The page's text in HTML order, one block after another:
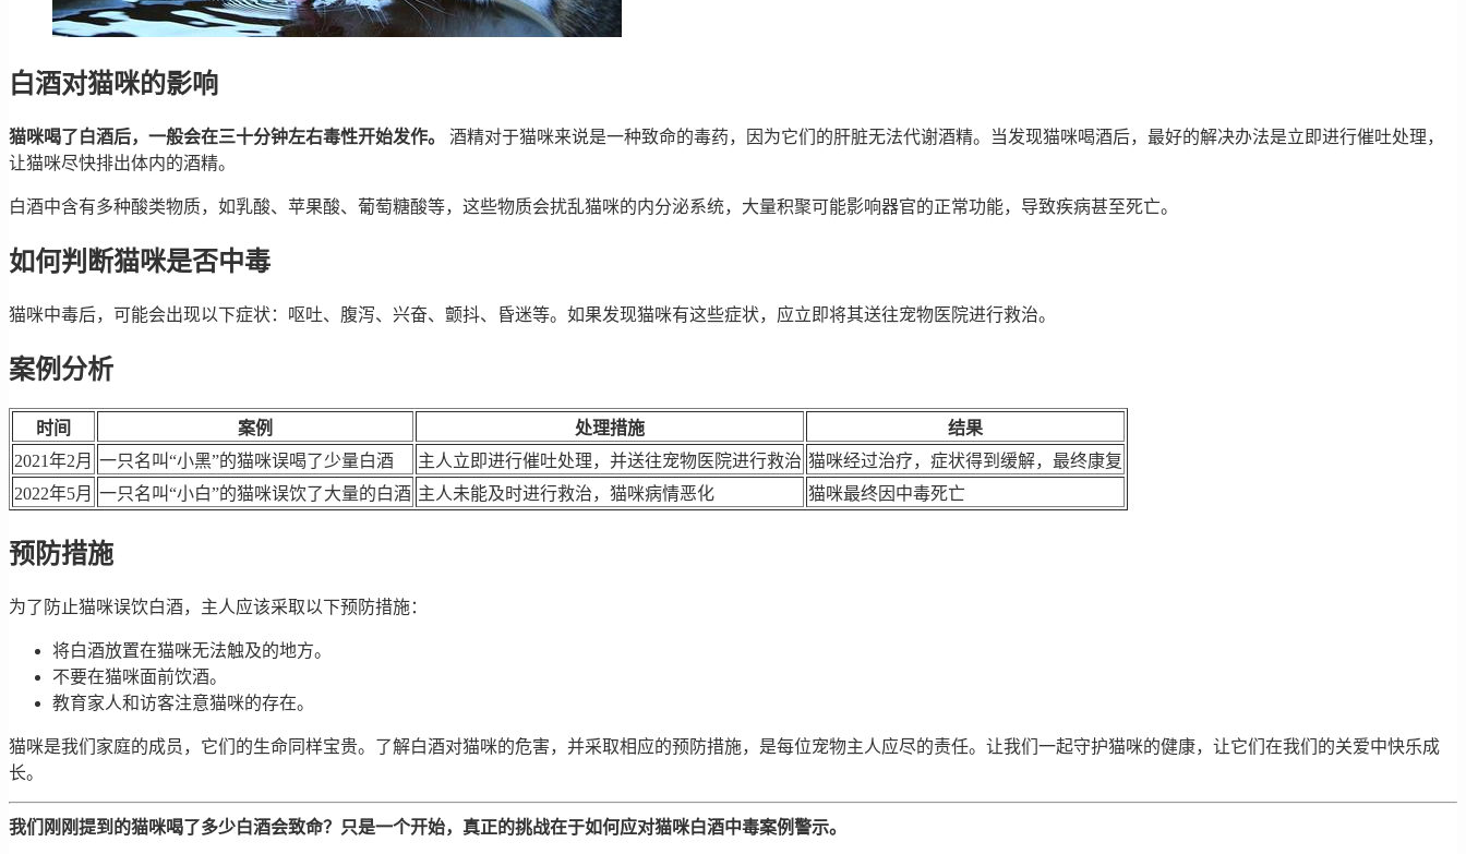
白酒对猫咪的影响
猫咪喝了白酒后，一般会在三十分钟左右毒性开始发作。
酒精对于猫咪来说是一种致命的毒药，因为它们的肝脏无法代谢酒精。当发现猫咪喝酒后，最好的解决办法是立即进行催吐处理，
让猫咪尽快排出体内的酒精。
白酒中含有多种酸类物质，如乳酸、苹果酸、葡萄糖酸等，这些物质会扰乱猫咪的内分泌系统，大量积聚可能影响器官的正常功能，导致疾病甚至死亡。
如何判断猫咪是否中毒
猫咪中毒后，可能会出现以下症状：呕吐、腹泻、兴奋、颤抖、昏迷等。如果发现猫咪有这些症状，应立即将其送往宠物医院进行救治。
案例分析
时间 案例 处理措施
结果
2021年2月 一只名叫“小黑”的猫咪误喝了少量白酒 主人立即进行催吐处理，并送往宠物医院进行救治 猫咪经过治疗，症状得到缓解，最终康复
2022年5月 一只名叫“小白”的猫咪误饮了大量的白酒 主人未能及时进行救治，猫咪病情恶化 猫咪最终因中毒死亡
预防措施
为了防止猫咪误饮白酒，主人应该采取以下预防措施：
将白酒放置在猫咪无法触及的地方。
不要在猫咪面前饮酒。
教育家人和访客注意猫咪的存在。
猫咪是我们家庭的成员，它们的生命同样宝贵。了解白酒对猫咪的危害，并采取相应的预防措施，是每位宠物主人应尽的责任。让我们一起守护猫咪的健康，让它们在我们的关爱中快乐成
长。
我们刚刚提到的猫咪喝了多少白酒会致命？只是一个开始，真正的挑战在于如何应对猫咪白酒中毒案例警示。